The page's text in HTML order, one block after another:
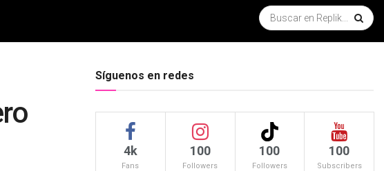
Síguenos en redes
4k
Fans
100
Followers
100
Followers
100
Subscribers